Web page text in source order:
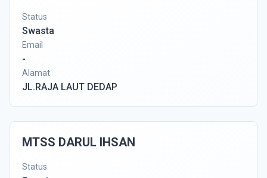
Status
Swasta
Email
-
Alamat
JL.RAJA LAUT DEDAP
MTSS DARUL IHSAN
Status